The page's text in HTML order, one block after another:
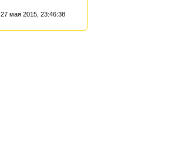
27 мая 2015, 23:46:38